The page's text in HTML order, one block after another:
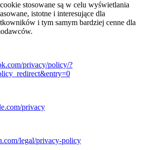
stosowane są w celu wyświetlania
istotne i interesujące dla
i tym samym bardziej cenne dla
privacy/policy/?
privacy
legal/privacy-policy